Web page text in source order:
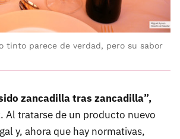
tinto parece de verdad, pero su sabor
zancadilla tras zancadilla”,
Al tratarse de un producto nuevo
y, ahora que hay normativas,